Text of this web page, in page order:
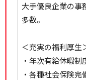
大手優良企業の事
多数。
＜充実の福利厚生
・年次有給休暇制
・各種社会保険完